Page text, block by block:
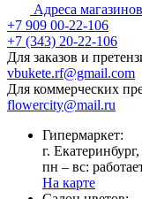
Адреса магазинов
+7 909 00-22-106
+7 (343) 20-22-106
Для заказов и
vbukete.rf@gmail.com
Для коммерческих
flowercity@mail.ru
Гипермаркет:
г.
пн – вс:
На карте